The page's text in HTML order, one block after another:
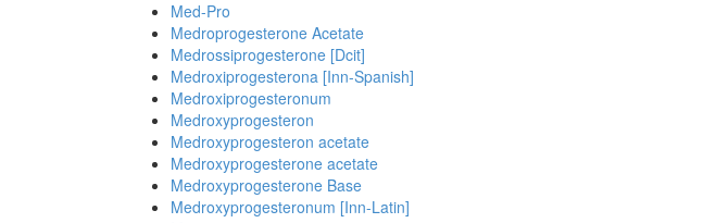
Med-Pro
Medroprogesterone Acetate
Medrossiprogesterone [Dcit]
Medroxiprogesterona [Inn-Spanish]
Medroxiprogesteronum
Medroxyprogesteron
Medroxyprogesteron acetate
Medroxyprogesterone acetate
Medroxyprogesterone Base
Medroxyprogesteronum [Inn-Latin]